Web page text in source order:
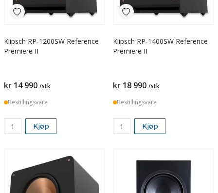
Klipsch RP-1200SW Reference
Premiere II
kr 14 990 /stk
Bestillingsvare
Kjøp
Klipsch RP-1400SW Reference
Premiere II
kr 18 990 /stk
Bestillingsvare
Kjøp